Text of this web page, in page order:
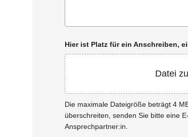
Hier ist Platz für ein Anschreiben,
Datei
Die maximale Dateigröße beträgt 4
überschreiten, senden Sie bitte eine
Ansprechpartner:in.